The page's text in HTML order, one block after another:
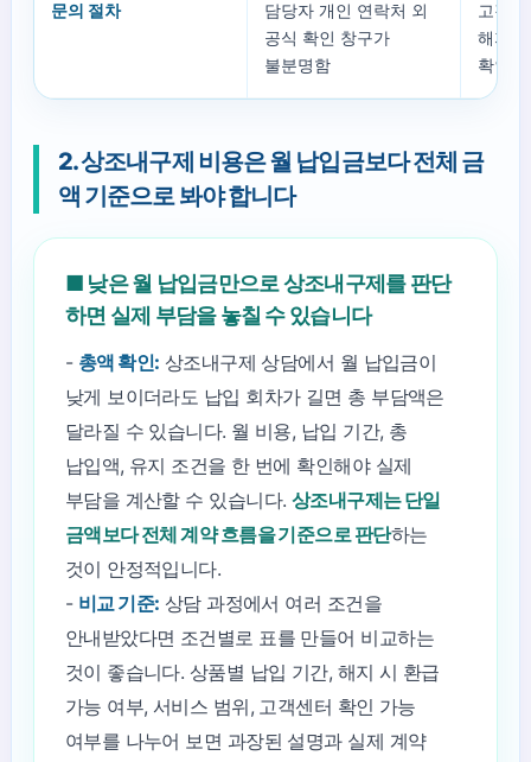
문의 절차
담당자 개인 연락처 외
공식 확인 창구가
불분명함
고객
해지
확인함
2. 상조내구제 비용은 월 납입금보다 전체 금
액 기준으로 봐야 합니다
■ 낮은 월 납입금만으로 상조내구제를 판단
하면 실제 부담을 놓칠 수 있습니다
- 총액 확인: 상조내구제 상담에서 월 납입금이
낮게 보이더라도 납입 회차가 길면 총 부담액은
달라질 수 있습니다. 월 비용, 납입 기간, 총
납입액, 유지 조건을 한 번에 확인해야 실제
부담을 계산할 수 있습니다. 상조내구제는 단일
금액보다 전체 계약 흐름을 기준으로 판단하는
것이 안정적입니다.
- 비교 기준: 상담 과정에서 여러 조건을
안내받았다면 조건별로 표를 만들어 비교하는
것이 좋습니다. 상품별 납입 기간, 해지 시 환급
가능 여부, 서비스 범위, 고객센터 확인 가능
여부를 나누어 보면 과장된 설명과 실제 계약